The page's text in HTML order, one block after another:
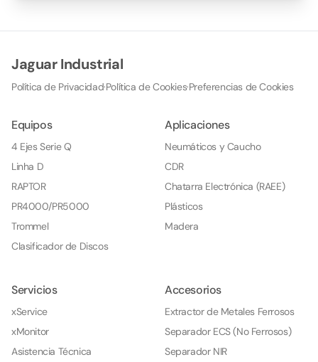
Jaguar Industrial
Política de Privacidad·Política de Cookies·Preferencias de Cookies
Equipos
4 Ejes Serie Q
Linha D
RAPTOR
PR4000/PR5000
Trommel
Clasificador de Discos
Aplicaciones
Neumáticos y Caucho
CDR
Chatarra Electrónica (RAEE)
Plásticos
Madera
Servicios
xService
xMonitor
Asistencia Técnica
Accesorios
Extractor de Metales Ferrosos
Separador ECS (No Ferrosos)
Separador NIR